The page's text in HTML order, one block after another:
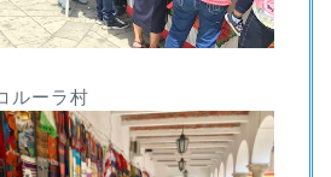
ルーラ村